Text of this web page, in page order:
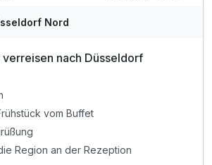
Nord
verreisen nach Düsseldorf
vom Buffet
Region an der Rezeption